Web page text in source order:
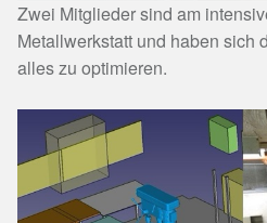
Zwei Mitglieder sind am
Metallwerkstatt und haben sich
alles zu optimieren.